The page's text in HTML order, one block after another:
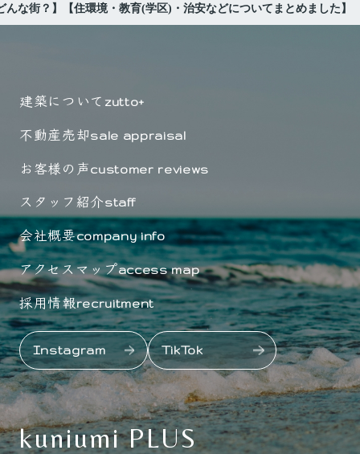
な街？】【住環境・教育(学区)・治安などについてまとめました】
建築について zutto+
不動産売却sale appraisal
お客様の声customer reviews
スタッフ紹介staff
会社概要company info
アクセスマップaccess map
採用情報recruitment
Instagram TikTok
kuniumi PLUS